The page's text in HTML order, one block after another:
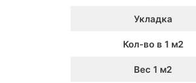
Укладка
Кол-во в 1 м2
Вес 1 м2